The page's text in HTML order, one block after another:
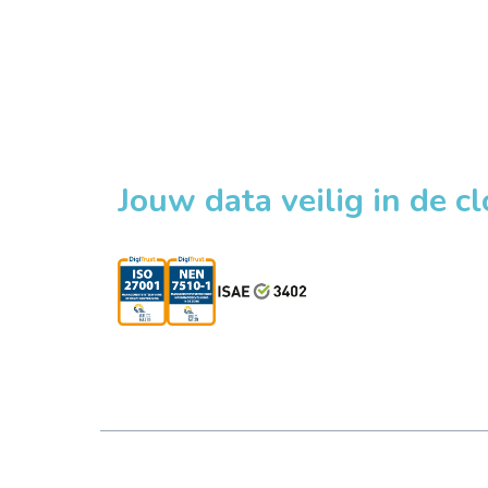
Jouw data veilig in de